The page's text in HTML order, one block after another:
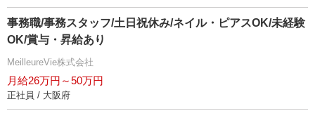
事務職/事務スタッフ/土日祝休み/ネイル・ピアスOK/未経験
OK/賞与・昇給あり
MeilleureVie株式会社
月給26万円～50万円
正社員 / 大阪府